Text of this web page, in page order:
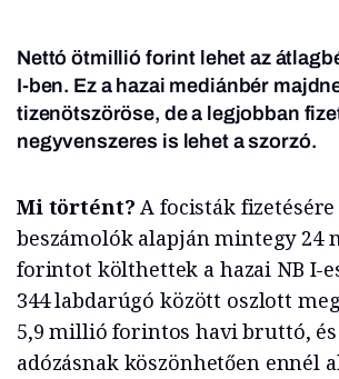
Nettó ötmillió forint lehet az
I-ben. Ez a hazai mediánbér
tizenötszöröse, de a legjobban
negyvenszeres is lehet a szorzó.
Mi történt? A focisták
beszámolók alapján mintegy 24
forintot költhettek a hazai NB I-
344 labdarúgó között oszlott
5,9 millió forintos havi bruttó, és
adózásnak köszönhetően ennél